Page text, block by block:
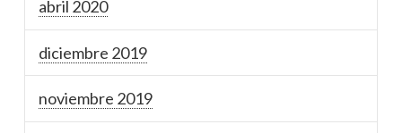
abril 2020
diciembre 2019
noviembre 2019